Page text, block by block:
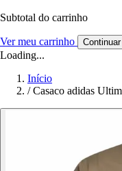
Subtotal do carrinho
Ver meu carrinho
Loading...
Início
/ Casaco adidas